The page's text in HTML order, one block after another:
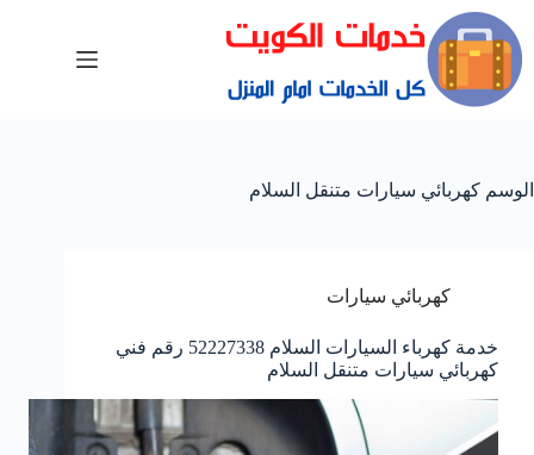
الوسم كهربائي سيارات متنقل السلام
كهربائي سيارات
خدمة كهرباء السيارات السلام 52227338 رقم فني
كهربائي سيارات متنقل السلام